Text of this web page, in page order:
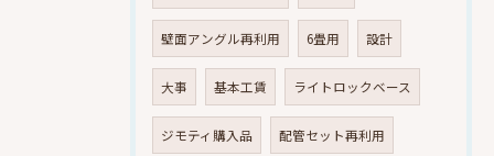
壁面アングル再利用 6畳用 設計
大事 基本工賃 ライトロックベース
ジモティ購入品 配管セット再利用